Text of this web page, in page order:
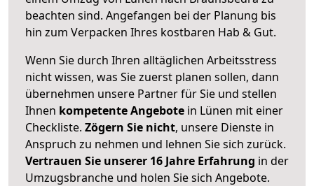
beachten sind. Angefangen bei der Planung bis
hin zum Verpacken Ihres kostbaren Hab & Gut.
Wenn Sie durch Ihren alltäglichen Arbeitsstress
nicht wissen, was Sie zuerst planen sollen, dann
übernehmen unsere Partner für Sie und stellen
Ihnen kompetente Angebote in Lünen mit einer
Checkliste. Zögern Sie nicht, unsere Dienste in
Anspruch zu nehmen und lehnen Sie sich zurück.
Vertrauen Sie unserer 16 Jahre Erfahrung in der
Umzugsbranche und holen Sie sich Angebote.